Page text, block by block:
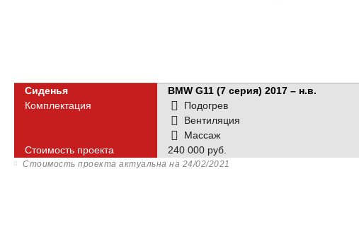
Сиденья
BMW G11 (7 серия) 2017 – н.в.
Комплектация
Подогрев
Вентиляция
Массаж
Стоимость проекта
240 000 руб.
Стоимость проекта актуальна на 24/02/2021